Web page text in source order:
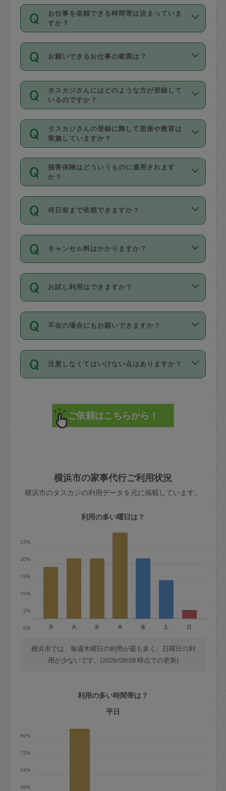
丈夫です。
デビットカード・プリペイドカード（Vプ
リカ、au WALLETなど）は支払にはご利
銀行振込や現金払いも対応していませ
なお、タスカジさんの交通費も、依頼料
金のご請求と合わせてお支払いとなりま
動計算で表示されます。
す。
定期の最低利用回数は設けていない代わ
りに、一定数を超えたキャンセルは有償
（例：毎週定期の場合は３回以上のキャ
ンセルが有償（1200円、隔週定期の場合
は２回以上のキャンセルが有償（1200
交通費は依頼料金とは別途発生し、依頼
料金のご請求と合わせてお支払いとなり
ます。交通費の金額は「依頼の詳細」に
お仕事を依頼できる時間帯は決まっていま
すか？
時間帯は3種類あります。いずれも１回あ
たり３時間です。
・ＡＭ ９時～１２時
・ＰＭ １３時～１６時
・夜 １８時～２１時
開始時間を２時間前後変更することが可
能です。依頼送信後、個別にタスカジさ
んにメッセージを送り調整してくださ
い。ただし、２時間を越えての調整はで
時間も被らない場合、損害保険の対象外
お願いできるお仕事の範囲は？
掃除、整理収納、洗濯、買い物、料理、
作り置きです。タスカジさんによってで
きる仕事の範囲が異なりますので、依頼
する前にタスカジさんのプロフィールで
確認してください。
基本的に、高所での作業や危険作業、屋
外での作業は対象外です。
タスカジさんにはどのような方が登録して
いるのですか？
主婦として長年の家事経験をお持ちの
方、栄養士・調理師といった資格者で保
育園や学校の給食やレストランで料理関
係の専門職に従事されていた方、日本で
すでにハウスキーパーや英語の先生とし
てお仕事をしているフィリピン出身の
社員など様々なバックグラウンドの方が
登録しています。
日本語も話せる方など様々です。
ールに記載していますので、各自の得意
を依頼してください。
タスカジさんの登録に際して面接や教育は
実施していますか？
応募の際に、各自事務局との面接と説明
を行っています。その後、身分証明書の
写真提出をしていただいています。外国
確認しています。タスカジさんトレーニ
ング動画を使ったセルフトレーニングの
現場トライアルを受け、合格したタスカ
ジさんが活動されています。
※テストセンターの講評は１件目のレビュ
参考
【詳細】タスカジさんの登録に際
損害保険はどういうものに適用されます
か？
依頼者とタスカジさんとの間でタスカジ
を通して成立した作業時間内での作業に
適用されます。作業範囲は、掃除、洗
です。作業中に物を壊したり、人にけが
をさせたりした場合が対象で、補償金額
す。
写真を撮り、
詳細FAQ：
損害賠償保険について教えて
何日前まで依頼できますか？
ご依頼は、現在を起点に3日後（72時間
以降）の日時から受付可能となっていま
す。
タスカジさんへ「募集」をかけることが
可能です。
キャンセル料はかかりますか？
キャンセル料には、以下の2種類がありま
す。
1. 直前キャンセル（定期、スポット契約
共通）
72時間を超える※と、以下のキャンセル
料が発生します。
直前キャンセル料：
72時間前〜24時間前＝依頼料金の50%
依頼者不在による当日キャンセル＝依頼
金額の100%＋交通費全額
※例：依頼日時／土曜日午前9時開始の場
50%
金曜日9時～土曜日8時まで＝依頼金額の
＋交通費全額
依頼者不在による当日キャンセル＝依頼
金額の100%＋交通費全額
定期契約をキャンセルする場合、毎週定
期は月2回まで隔週定期は月1回までキャ
お試し利用はできますか？
「お試し利用」というメニューはありま
せんが、「一回のみ」依頼を活用するこ
とによって、気に入ったタスカジさんを
まず、条件の合う気になるタスカジさ
みてください。
その後、一番気に入ったタスカジさんに
不在の場合にもお願いできますか？
不在の場合の作業はタスカジさんの同意
が必要です。数回の依頼ののち、タスカ
ジさんと依頼者の間で十分な信頼関係が
てください。
不在時に部屋に入るためにタスカジさん
きた場合は損害保険の対象外となるので
ご注意ください。
注意しなくてはいけない点はありますか？
で、必ず鍵のかかるロッカーや金庫に入
れて依頼者の責任の元管理するよう心掛
けてください。
玉、など
あわせてこちらも参照ください：初めて
はありますか？
横浜市の家事代行ご利用状況
横浜市のタスカジの利用データを元に掲載しています。
利用の多い曜日は？
0%
5%
10%
15%
20%
25%
月 火 水 木 金 土 日
横浜市では、毎週木曜日の利用が最も多く、日曜日の利
用が少ないです。(2026/08/08 時点での更新)
利用の多い時間帯は？
平日
36%
54%
72%
90%